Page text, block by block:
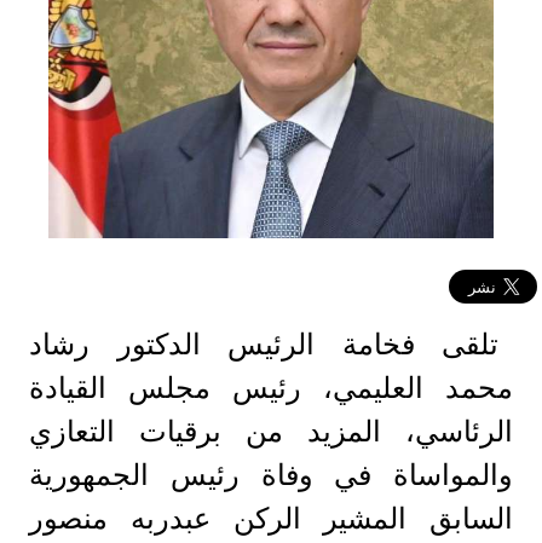
تلقى فخامة الرئيس الدكتور رشاد
محمد العليمي، رئيس مجلس القيادة
الرئاسي، المزيد من برقيات التعازي
والمواساة في وفاة رئيس الجمهورية
السابق المشير الركن عبدربه منصور